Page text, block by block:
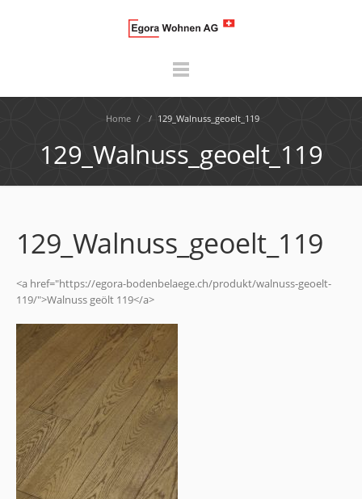
Home / / 129_Walnuss_geoelt_119
129_Walnuss_geoelt_119
129_Walnuss_geoelt_119
<a href="https://egora-bodenbelaege.ch/produkt/walnuss-geoelt-
119/">Walnuss geölt 119</a>